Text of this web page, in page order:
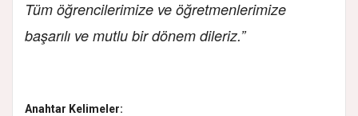
Tüm öğrencilerimize ve öğretmenlerimize
başarılı ve mutlu bir dönem dileriz.”
Anahtar Kelimeler: